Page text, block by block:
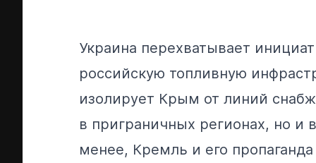
Украина перехватывает
российскую топливную
изолирует Крым от линий
в приграничных регионах, но
менее, Кремль и его